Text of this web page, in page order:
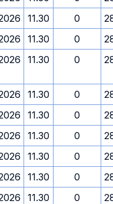
11.30 0
11.30 0
11.30 0
11.30 0
11.30 0
11.30 0
11.30 0
11.30 0
11.30 0